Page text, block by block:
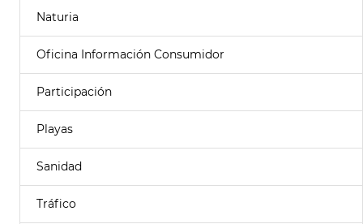
Naturia
Oficina Información Consumidor
Participación
Playas
Sanidad
Tráfico